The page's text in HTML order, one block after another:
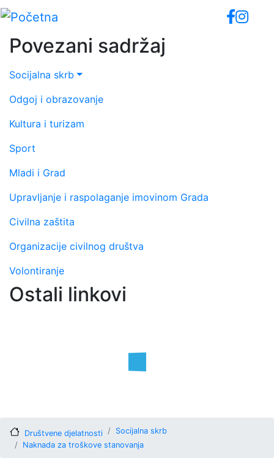
Skip
main
content
Društvene djelatnosti
Socijalna skrb
Naknada za troškove stanovanja
Povezani sadržaj
Socijalna skrb
Odgoj i obrazovanje
Kultura i turizam
Sport
Mladi i Grad
Upravljanje i raspolaganje imovinom Grada
Civilna zaštita
Organizacije civilnog društva
Volontiranje
Ostali linkovi